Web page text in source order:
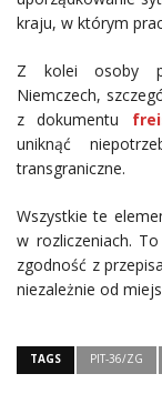
kraju, w którym
Z kolei osoby
Niemczech,
z dokumentu
uniknąć
transgraniczne.
Wszystkie te
w rozliczeniach.
zgodność z
niezależnie od
TAGS PIT-36/ZG